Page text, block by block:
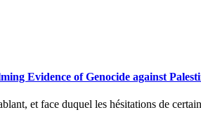
Evidence of Genocide against